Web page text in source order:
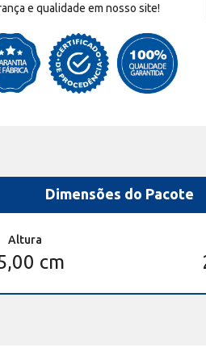
e qualidade em nosso site!
Dimensões do Pacote
Altura
cm